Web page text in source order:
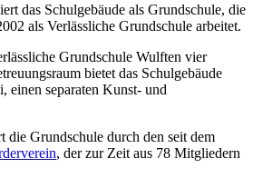
das Schulgebäude als Grundschule, die
als Verlässliche Grundschule arbeitet.
Grundschule Wulften vier
bietet das Schulgebäude
einen separaten Kunst- und
die Grundschule durch den seit dem
, der zur Zeit aus 78 Mitgliedern